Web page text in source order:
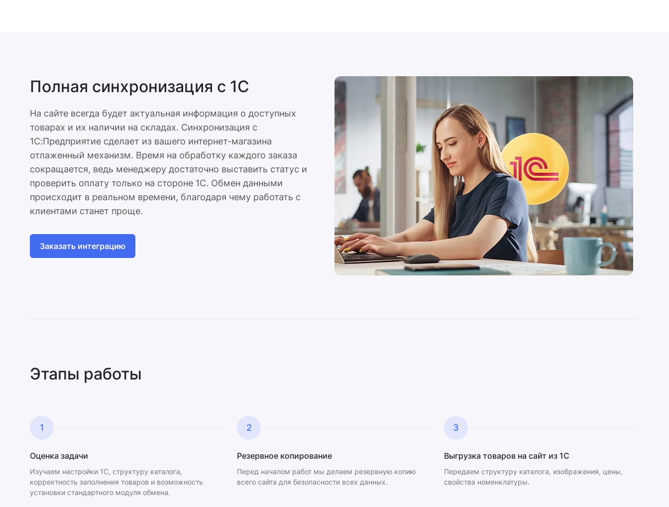
Полная синхронизация с 1С
На сайте всегда будет актуальная информация о доступных
товарах и их наличии на складах. Синхронизация с
1С:Предприятие сделает из вашего интернет-магазина
отлаженный механизм. Время на обработку каждого заказа
сокращается, ведь менеджеру достаточно выставить статус и
проверить оплату только на стороне 1С. Обмен данными
происходит в реальном времени, благодаря чему работать с
клиентами станет проще.
Заказать интеграцию
Этапы работы
1
Оценка задачи
Изучаем настройки 1С, структуру каталога,
корректность заполнения товаров и возможность
установки стандартного модуля обмена.
2
Резервное копирование
Перед началом работ мы делаем резервную копию
всего сайта для безопасности всех данных.
3
Выгрузка товаров на сайт из 1С
Передаем структуру каталога, изображения, цены,
свойства номенклатуры.